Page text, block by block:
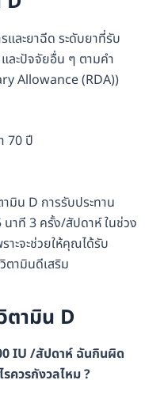
ละยาฉีด ระดับยาที่รับ
ละปัจจัยอื่น ๆ ตามคำ
Allowance (RDA))
70 ปี
มิน D การรับประทาน
นาที 3 ครั้ง/สัปดาห์ ในช่วง
าะจะช่วยให้คุณได้รับ
ตามินดีเสริม
ามิน D
IU /สัปดาห์ ฉันกินผิด
ควรกังวลไหม ?